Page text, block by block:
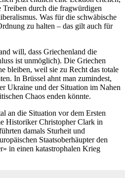
durch die fragwürdigen
Was für die schwäbische
zu halten – das gilt auch für
will, dass Griechenland die
ist unmöglich). Die Griechen
bleiben, weil sie zu Recht das totale
In Brüssel ahnt man zumindest,
Ukraine und der Situation im Nahen
Chaos enden könnte.
an die Situation vor dem Ersten
Historiker Christopher Clark in
damals Sturheit und
Staatsoberhäupter den
in einen katastrophalen Krieg